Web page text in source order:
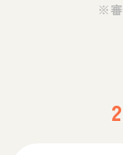
※審